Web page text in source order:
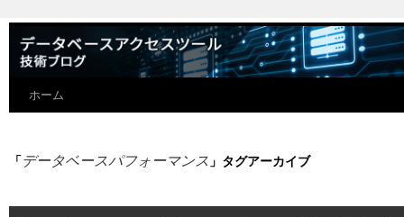
ホーム
「データベースパフォーマンス 」タグアーカイブ